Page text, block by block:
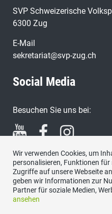
SVP Schweizerische
6300 Zug
E-Mail
sekretariat@svp-zug.ch
Social Media
Besuchen Sie uns bei:
Impressum|
Wir verwenden Cookies, um
personalisieren, Funktionen
Zugriffe auf unsere Webseite
geben wir Informationen zur
Partner für soziale Medien,
ansehen